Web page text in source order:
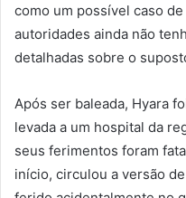
como um possível caso
autoridades ainda não
detalhadas sobre o
Após ser baleada, Hyara
levada a um hospital da
seus ferimentos foram
início, circulou a versão